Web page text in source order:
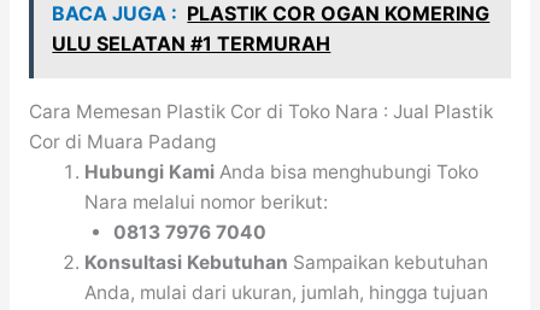
BACA JUGA : PLASTIK COR OGAN KOMERING
ULU SELATAN #1 TERMURAH
Cara Memesan Plastik Cor di Toko Nara : Jual Plastik
Cor di Muara Padang
Hubungi Kami Anda bisa menghubungi Toko
Nara melalui nomor berikut:
0813 7976 7040
Konsultasi Kebutuhan Sampaikan kebutuhan
Anda, mulai dari ukuran, jumlah, hingga tujuan